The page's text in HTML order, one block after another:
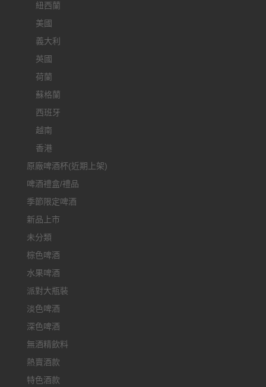
紐西蘭
美國
義大利
英國
荷蘭
蘇格蘭
西班牙
越南
香港
原廠啤酒杯(近期上架)
啤酒禮盒/禮品
季節限定啤酒
新品上市
未分類
棕色啤酒
水果啤酒
派對大瓶裝
淡色啤酒
深色啤酒
無酒精飲料
熱賣酒款
特色酒款